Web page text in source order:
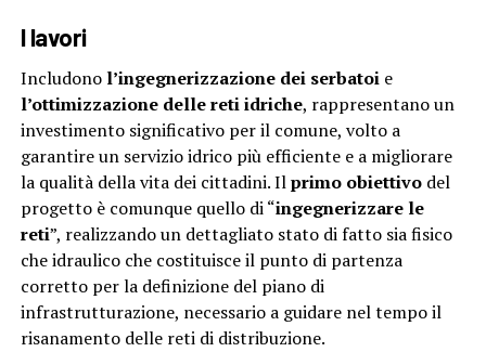
I lavori
Includono l’ingegnerizzazione dei serbatoie
l’ottimizzazione delle reti idriche, rappresentano un
investimento significativo per il comune, volto a
garantire un servizio idrico più efficiente e a migliorare
la qualità della vita dei cittadini. Ilprimo obiettivodel
progetto è comunque quello di “ingegnerizzare le
reti”, realizzando un dettagliato stato di fatto sia fisico
che idraulico che costituisce il punto di partenza
corretto per la definizione del piano di
infrastrutturazione, necessario a guidare nel tempo il
risanamento delle reti di distribuzione.